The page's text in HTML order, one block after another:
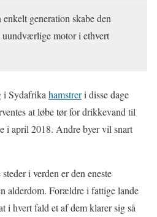
generation skabe den
uundværlige motor i ethvert
i Sydafrika hamstreri disse dage
at løbe tør for drikkevand til
i april 2018. Andre byer vil snart
i verden er den eneste
alderdom. Forældre i fattige lande
i hvert fald et af dem klarer sig så